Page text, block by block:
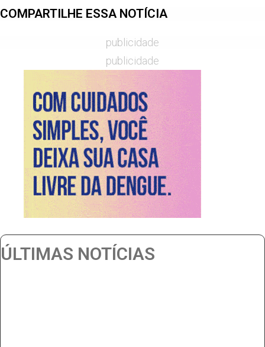
COMPARTILHE ESSA NOTÍCIA
publicidade
publicidade
ÚLTIMAS NOTÍCIAS